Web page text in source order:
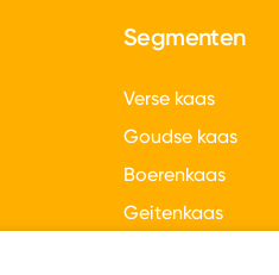
Segmenten
Verse kaas
Goudse kaas
Boerenkaas
Geitenkaas